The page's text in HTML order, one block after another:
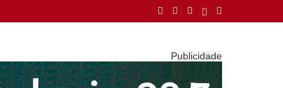
Publicidade